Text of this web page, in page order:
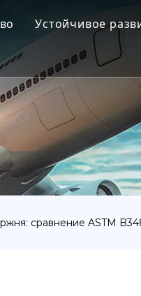
Устойчивое
сравнение ASTM